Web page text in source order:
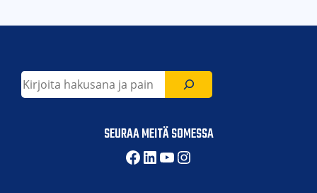
Etsi
SEURAA MEITÄ SOMESSA
Facebook
LinkedIn
YouTube
Instagram